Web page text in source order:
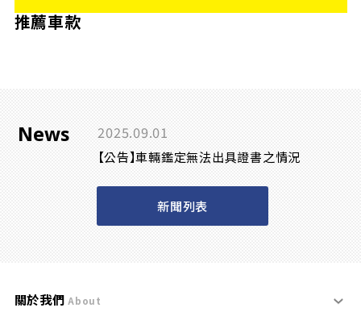
推薦車款
News 2025.09.01
【公告】車輛鑑定無法出具證書之情況
新聞列表
關於我們 About